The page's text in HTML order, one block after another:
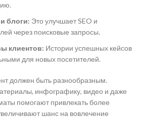
блоги: Это улучшает SEO и
через поисковые запросы.
клиентов: Истории успешных кейсов
для новых посетителей.
должен быть разнообразным.
инфографику, видео и даже
помогают привлекать более
шанс на вовлечение